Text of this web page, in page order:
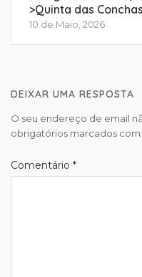
>Quinta das
10 de Maio, 2026
DEIXAR UMA RESPOSTA
O seu endereço de email
obrigatórios marcados com
Comentário *